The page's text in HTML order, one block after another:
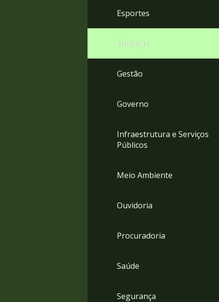
Esportes
Finanças
Gestão
Governo
Infraestrutura e Serviços
Públicos
Meio Ambiente
Ouvidoria
Procuradoria
Saúde
Segurança